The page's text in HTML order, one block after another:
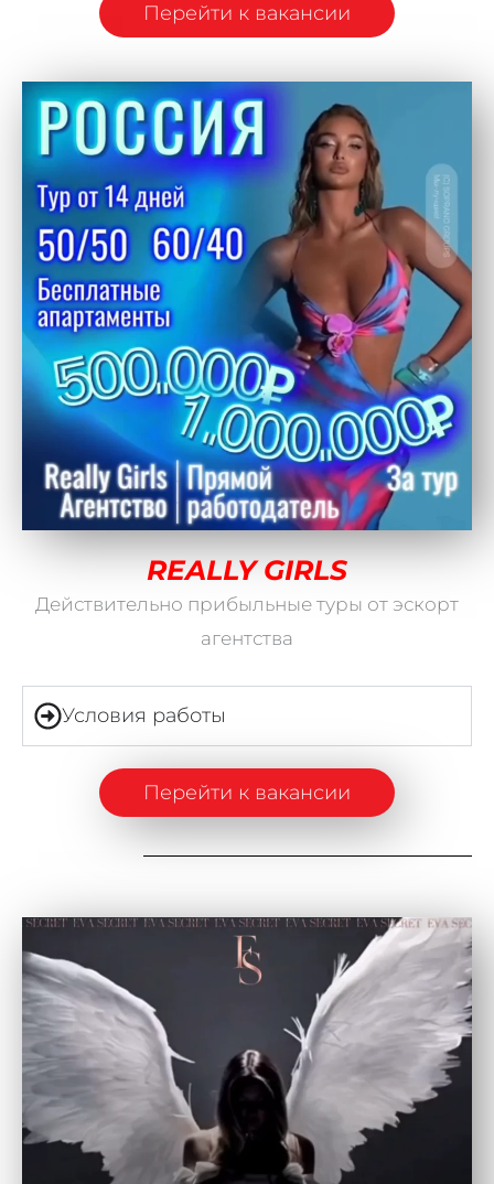
Перейти к вакансии
REALLY GIRLS
Действительно прибыльные туры от эскорт
агентства
Условия работы
Перейти к вакансии